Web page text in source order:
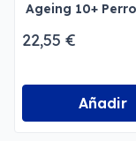
Ageing 10+
22,55 €
Añadir